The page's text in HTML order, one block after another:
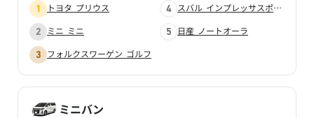
MOTA査定実績 一般買取・査定下取り相場
※2023年式（令和5年）買取相場
トヨタ プリウス
ミニ ミニ
フォルクスワーゲン ゴルフ
スバル インプレッサスポーツ
日産 ノートオーラ
ミニバン